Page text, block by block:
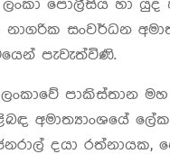
ලංකා පොලීසිය හා යුද
සංවර්ධන
පැවැත්විණි.
ලංකාවේ පාකිස්තාන
අමාත්‍යාංශයේ
දයා